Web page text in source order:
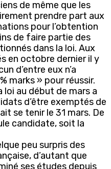
de même que les
prendre part aux
pour l’obtention
de faire partie des
dans la loi. Aux
en octobre dernier il y
d’entre eux n’a
marks » pour réussir.
loi au début de mars a
d’être exemptés de
se tenir le 31 mars. De
candidate, soit la
peu surpris des
d’autant que
ses études depuis